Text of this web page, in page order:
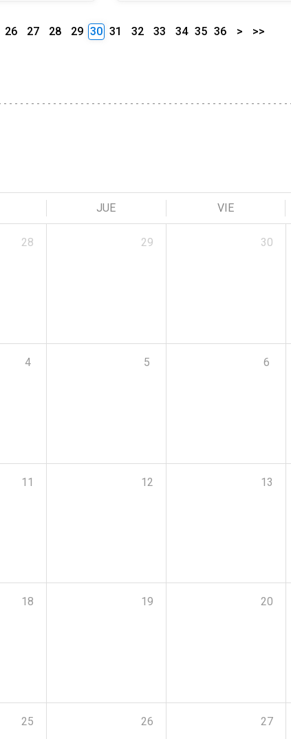
26 27 28 29 30 31 32 33 34 35 36 > >>
JUE VIE
28 29 30
4 5 6
11 12 13
18 19 20
25 26 27